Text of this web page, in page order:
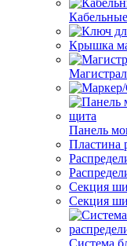
Крышка
Панель
Пластина
Секция
Секция
Система